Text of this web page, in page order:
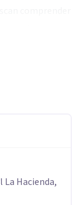
limitaciones
La Hacienda,